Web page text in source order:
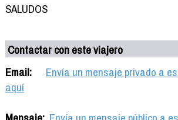
SALUDOS
Contactar con este viajero
Email:
Envía un mensaje privado a
aquí